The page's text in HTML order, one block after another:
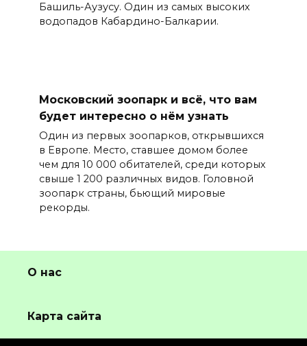
Башиль-Аузусу. Один из самых высоких
водопадов Кабардино-Балкарии.
Московский зоопарк и всё, что вам
будет интересно о нём узнать
Один из первых зоопарков, открывшихся
в Европе. Место, ставшее домом более
чем для 10 000 обитателей, среди которых
свыше 1 200 различных видов. Головной
зоопарк страны, бьющий мировые
рекорды.
О нас
Карта сайта